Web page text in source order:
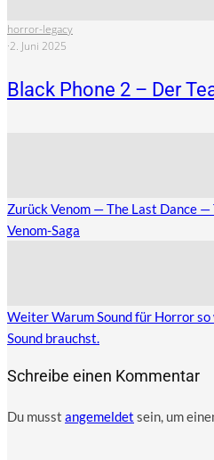
horror-legacy
·2. Juni 2025
Black Phone 2 – Der
ZurückVenom — The Last Dance
Venom-Saga
WeiterWarum Sound für Horror
Sound brauchst.
Schreibe einen Kommentar
Du musst angemeldet sein, um